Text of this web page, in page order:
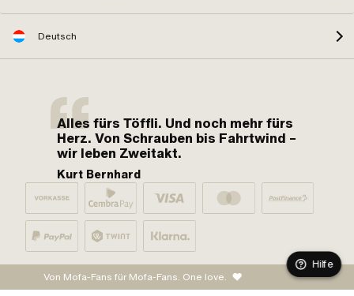
Deutsch
Alles fürs Töffli. Und noch mehr fürs
Herz. Von Schrauben bis Fahrtwind –
wir leben Zweitakt.
Kurt Bernhard
Von Mofa-Fans für Mofa-Fans. One love.
Hilfe